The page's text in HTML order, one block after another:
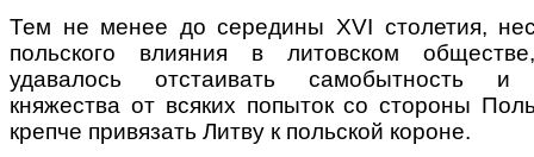
Тем не менее до середины ХVI столетия,
польского влияния в литовском
удавалось отстаивать самобытность и
княжества от всяких попыток со стороны
крепче привязать Литву к польской короне.